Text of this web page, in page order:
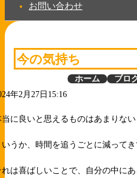
お問い合わせ
今の気持ち
ホーム ブロ
年2月27日15:16
当に良いと思えるものはあまりない
いうか、時間を追うごとに減って
れは喜ばしいことで、自分の中に